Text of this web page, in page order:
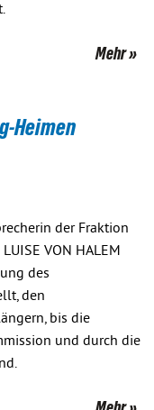
Mehr
Heimen
der Fraktion
VON HALEM
des
den
bis die
und durch die